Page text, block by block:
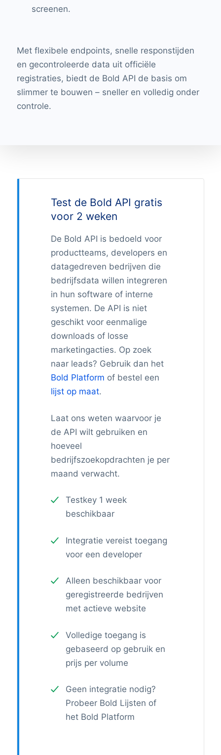
screenen.
Met flexibele endpoints, snelle responstijden
en gecontroleerde data uit officiële
registraties, biedt de Bold API de basis om
slimmer te bouwen – sneller en volledig onder
controle.
Test de Bold API gratis
voor 2 weken
De Bold API is bedoeld voor
productteams, developers en
datagedreven bedrijven die
bedrijfsdata willen integreren
in hun software of interne
systemen. De API is niet
geschikt voor eenmalige
downloads of losse
marketingacties. Op zoek
naar leads? Gebruik dan het
Bold Platform of bestel een
lijst op maat.
Laat ons weten waarvoor je
de API wilt gebruiken en
hoeveel
bedrijfszoekopdrachten je per
maand verwacht.
Testkey 1 week
beschikbaar
Integratie vereist toegang
voor een developer
Alleen beschikbaar voor
geregistreerde bedrijven
met actieve website
Volledige toegang is
gebaseerd op gebruik en
prijs per volume
Geen integratie nodig?
Probeer Bold Lijsten of
het Bold Platform